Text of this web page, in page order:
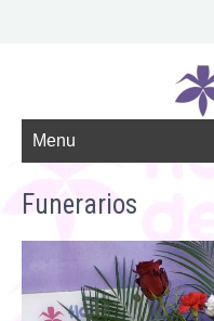
Menu
Funerarios